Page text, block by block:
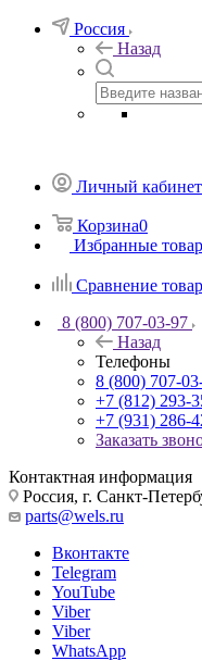
Россия
Назад
Личный кабинет
Корзина0
Избранные
Сравнение
8 (800) 707-03-97
Назад
Телефоны
8 (800) 707-
+7 (812) 293-
+7 (931) 286-
Заказать
Контактная информация
Россия, г. Санкт-
parts@wels.ru
Вконтакте
Telegram
YouTube
Viber
Viber
WhatsApp